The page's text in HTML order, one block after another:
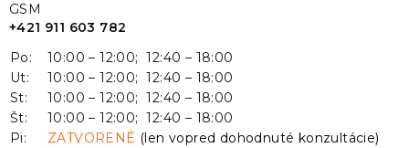
GSM
+421 911 603 782
Po:
10:00 – 12:00; 12:40 – 18:00
Ut:
10:00 – 12:00; 12:40 – 18:00
St:
10:00 – 12:00; 12:40 – 18:00
Št:
10:00 – 12:00; 12:40 – 18:00
Pi:
ZATVORENÉ (len vopred dohodnuté konzultácie)